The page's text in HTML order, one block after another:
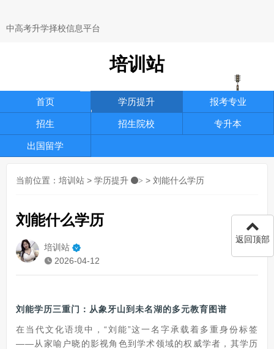
中高考升学择校信息平台
培训站
首页 学历提升 报考专业
招生 招生院校 专升本
出国留学
当前位置： 培训站 > 学历提升 > > 刘能什么学历
刘能什么学历
培训站
2026-04-12
刘能学历三重门：从象牙山到未名湖的多元教育图谱
在当代文化语境中，“刘能”这一名字承载着多重身份标签
——从家喻户晓的影视角色到学术领域的权威学者，其学历
返回顶部